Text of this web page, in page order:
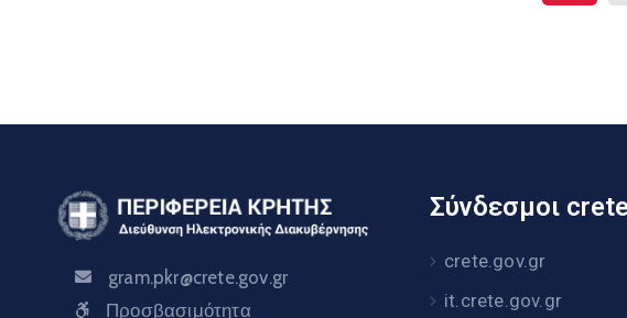
gram.pkr@crete.gov.gr
Προσβασιμότητα
Σύνδεσμοι
crete.gov.gr
it.crete.gov.gr